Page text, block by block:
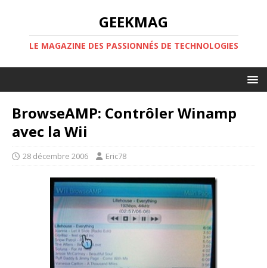
GEEKMAG
LE MAGAZINE DES PASSIONNÉS DE TECHNOLOGIES
BrowseAMP: Contrôler Winamp
avec la Wii
28 décembre 2006 Eric78